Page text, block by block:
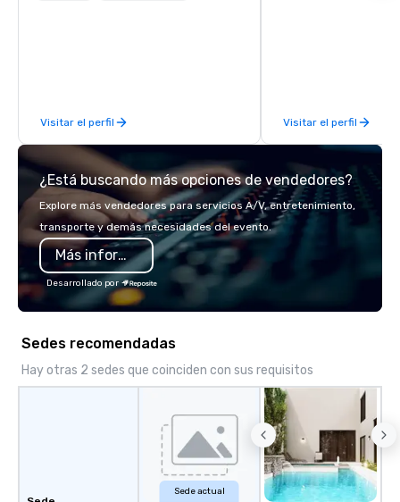
Visitar el perfil Visitar el perfil
¿Está buscando más opciones de vendedores?
Explore más vendedores para servicios A/V, entretenimiento,
transporte y demás necesidades del evento.
Más información
Desarrollado por
Sedes recomendadas
Hay otras 2 sedes que coinciden con sus requisitos
Sede actual